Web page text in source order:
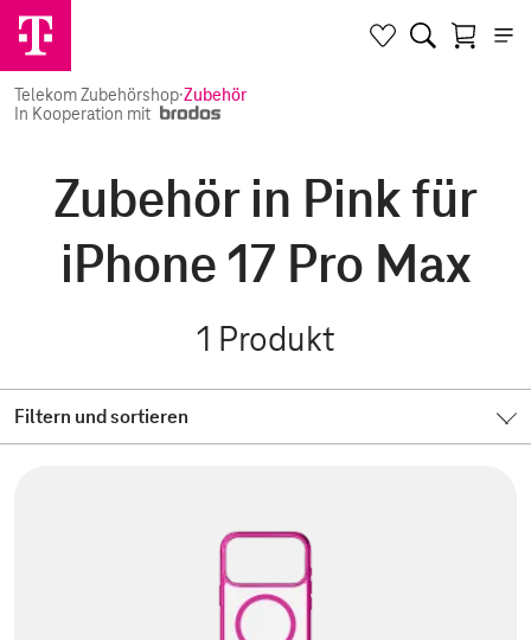
Telekom Zubehörshop·Zubehör
In Kooperation mit
Zubehör in Pink für
iPhone 17 Pro Max
1 Produkt
Filtern und sortieren